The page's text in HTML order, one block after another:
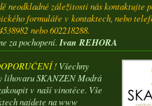
neodkladné záležitosti nás kontaktujte
formuláře v kontaktech, nebo
nebo 602218288.
za pochopení. Ivan REHORA
! Všechny
lihovaru SKANZEN Modrá
v naší vinotéce. Vše
najdete na www